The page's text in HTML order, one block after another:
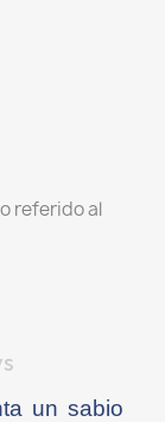
referido al
un sabio